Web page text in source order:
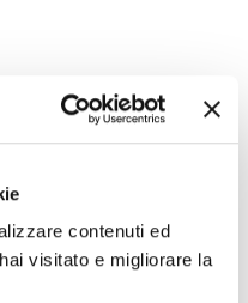
contenuti ed
visitato e migliorare la